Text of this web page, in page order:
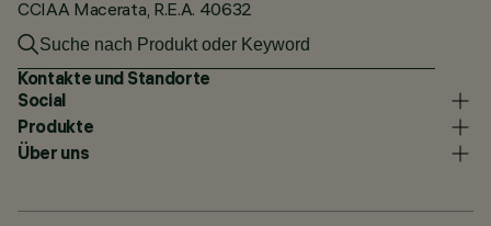
CCIAA Macerata, R.E.A. 40632
Kontakte und Standorte
Social
Produkte
Über uns